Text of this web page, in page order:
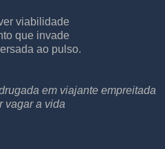
viabilidade
que invade
ao pulso.
em viajante empreitada
vagar a vida